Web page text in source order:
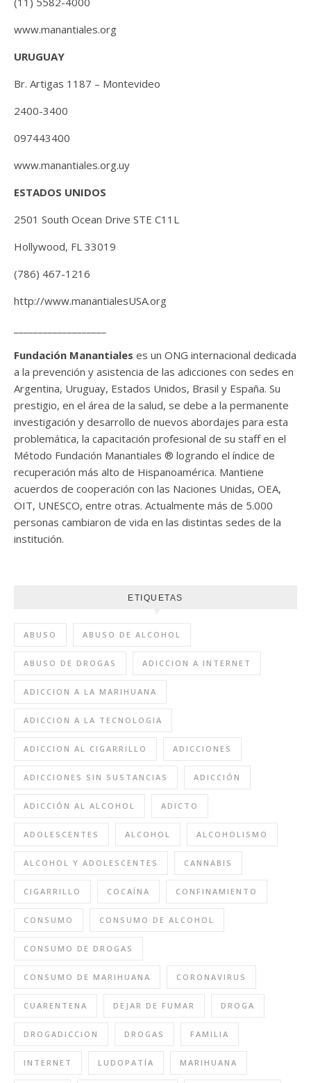
www.manantiales.org
URUGUAY
Br. Artigas 1187 – Montevideo
2400-3400
097443400
www.manantiales.org.uy
ESTADOS UNIDOS
2501 South Ocean Drive STE C11L
Hollywood, FL 33019
(786) 467-1216
http://www.manantialesUSA.org
Fundación Manantiales es un ONG internacional dedicada
a la prevención y asistencia de las adicciones con sedes en
Argentina, Uruguay, Estados Unidos, Brasil y España. Su
prestigio, en el área de la salud, se debe a la permanente
investigación y desarrollo de nuevos abordajes para esta
problemática, la capacitación profesional de su staff en el
Método Fundación Manantiales ® logrando el índice de
recuperación más alto de Hispanoamérica. Mantiene
acuerdos de cooperación con las Naciones Unidas, OEA,
OIT, UNESCO, entre otras. Actualmente más de 5.000
personas cambiaron de vida en las distintas sedes de la
institución.
ETIQUETAS
ABUSO ABUSO DE ALCOHOL
ABUSO DE DROGAS ADICCION A INTERNET
ADICCION A LA MARIHUANA
ADICCION A LA TECNOLOGIA
ADICCION AL CIGARRILLO ADICCIONES
ADICCIONES SIN SUSTANCIAS ADICCIÓN
ADICCIÓN AL ALCOHOL ADICTO
ADOLESCENTES ALCOHOL ALCOHOLISMO
ALCOHOL Y ADOLESCENTES CANNABIS
CIGARRILLO COCAÍNA CONFINAMIENTO
CONSUMO CONSUMO DE ALCOHOL
CONSUMO DE DROGAS
CONSUMO DE MARIHUANA CORONAVIRUS
CUARENTENA DEJAR DE FUMAR DROGA
DROGADICCION DROGAS FAMILIA
INTERNET LUDOPATÍA MARIHUANA